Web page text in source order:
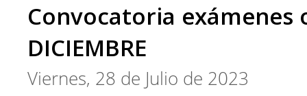
Convocatoria exámenes
DICIEMBRE
Viernes, 28 de Julio de 2023